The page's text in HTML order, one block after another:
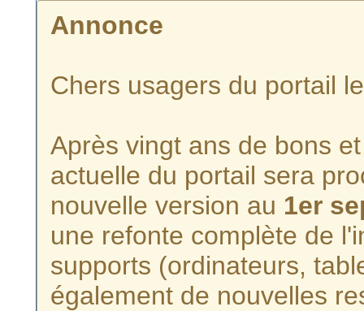
Annonce
Chers usagers du portail
Après vingt ans de bons
actuelle du portail sera
nouvelle version au 1er
une refonte complète de
supports (ordinateurs,
également de nouvelles